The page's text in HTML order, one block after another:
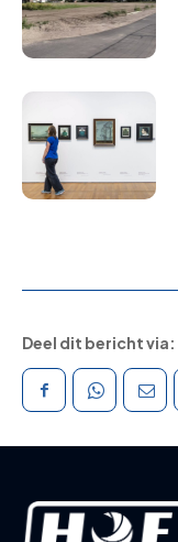
Deel dit bericht via: